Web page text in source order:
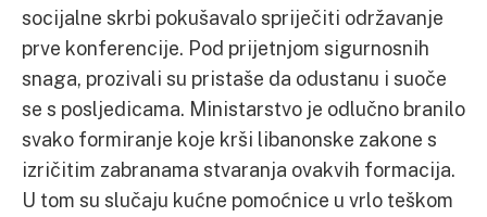
socijalne skrbi pokušavalo spriječiti održavanje
prve konferencije. Pod prijetnjom sigurnosnih
snaga, prozivali su pristaše da odustanu i suoče
se s posljedicama. Ministarstvo je odlučno branilo
svako formiranje koje krši libanonske zakone s
izričitim zabranama stvaranja ovakvih formacija.
U tom su slučaju kućne pomoćnice u vrlo teškom